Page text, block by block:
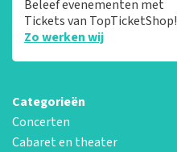
Beleef evenementen met
Tickets van TopTicketShop!
Zo werken wij
Categorieën
Concerten
Cabaret en theater